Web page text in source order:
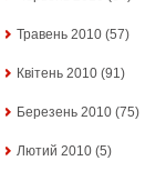
Травень 2010 (57)
Квітень 2010 (91)
Березень 2010 (75)
Лютий 2010 (5)